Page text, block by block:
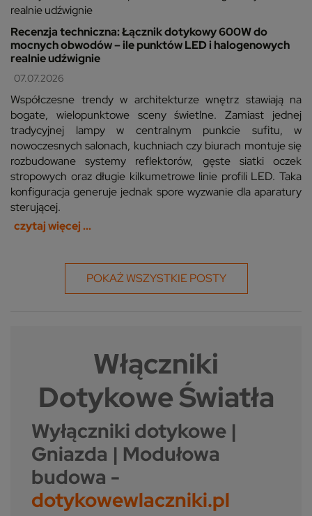
Recenzja techniczna: Łącznik dotykowy 600W do
mocnych obwodów – ile punktów LED i halogenowych
realnie udźwignie
07.07.2026
Współczesne trendy w architekturze wnętrz stawiają na
bogate, wielopunktowe sceny świetlne. Zamiast jednej
tradycyjnej lampy w centralnym punkcie sufitu, w
nowoczesnych salonach, kuchniach czy biurach montuje się
rozbudowane systemy reflektorów, gęste siatki oczek
stropowych oraz długie kilkumetrowe linie profili LED. Taka
konfiguracja generuje jednak spore wyzwanie dla aparatury
sterującej.
czytaj więcej ...
POKAŻ WSZYSTKIE POSTY
Włączniki
Dotykowe Światła
Wyłączniki dotykowe |
Gniazda | Modułowa
budowa -
dotykowewlaczniki.pl